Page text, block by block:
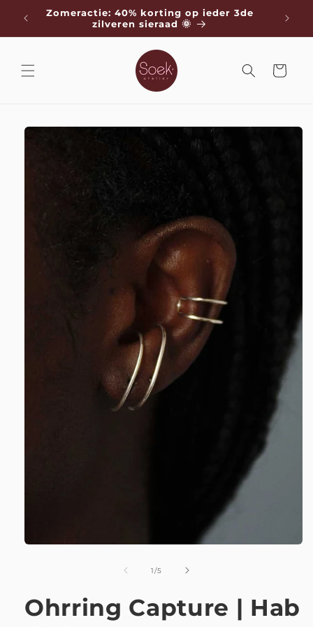
zum Zomeractie: 40% korting op ieder 3de
zilveren sieraad 🌞
Warenkorb
1/von
5
Ohrring Capture | Hab